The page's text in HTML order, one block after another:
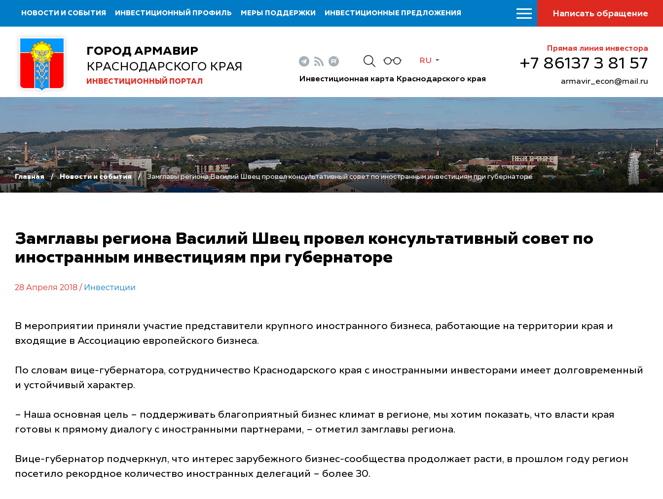
НОВОСТИ И СОБЫТИЯ ИНВЕСТИЦИОННЫЙ ПРОФИЛЬ МЕРЫ ПОДДЕРЖКИ ИНВЕСТИЦИОННЫЕ ПРЕДЛОЖЕНИЯ Написать обращение
ГОРОД АРМАВИР
КРАСНОДАРСКОГО КРАЯ
ИНВЕСТИЦИОННЫЙ ПОРТАЛ
RU
Инвестиционная карта Краснодарского края
Прямая линия инвестора
+7 86137 3 81 57
armavir_econ@mail.ru
Главная Новости и события Замглавы региона Василий Швец провел консультативный совет по иностранным инвестициям при губернаторе
Замглавы региона Василий Швец провел консультативный совет по
иностранным инвестициям при губернаторе
28 Апреля 2018 / Инвестиции
В мероприятии приняли участие представители крупного иностранного бизнеса, работающие на территории края и
входящие в Ассоциацию европейского бизнеса.
По словам вице-губернатора, сотрудничество Краснодарского края с иностранными инвесторами имеет долговременный
и устойчивый характер.
– Наша основная цель – поддерживать благоприятный бизнес климат в регионе, мы хотим показать, что власти края
готовы к прямому диалогу с иностранными партнерами, – отметил замглавы региона.
Вице-губернатор подчеркнул, что интерес зарубежного бизнес-сообщества продолжает расти, в прошлом году регион
посетило рекордное количество иностранных делегаций – более 30.